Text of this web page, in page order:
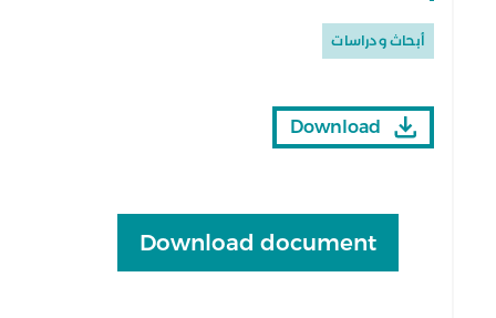
أبحاث ودراسات
Download
Download document